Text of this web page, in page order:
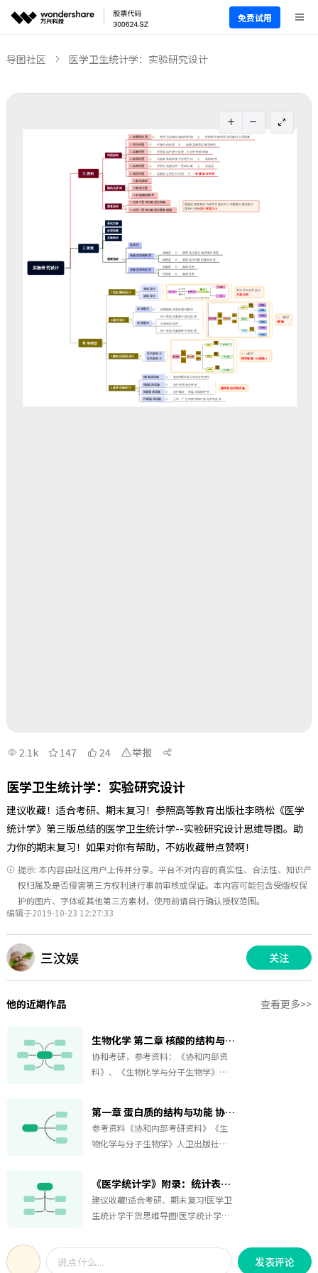
免费试用
导图社区 医学卫生统计学：实验研究设计
2.1k 147 24 举报
医学卫生统计学：实验研究设计
建议收藏！适合考研、期末复习！参照高等教育出版社李晓松《医学
统计学》第三版总结的医学卫生统计学--实验研究设计思维导图。助
力你的期末复习！如果对你有帮助，不妨收藏带点赞啊！
提示: 本内容由社区用户上传并分享。平台不对内容的真实性、合法性、知识产
权归属及是否侵害第三方权利进行事前审核或保证。本内容可能包含受版权保
护的图片、字体或其他第三方素材，使用前请自行确认授权范围。
编辑于2019-10-23 12:27:33
三汶娱 关注
他的近期作品 查看更多>>
生物化学 第二章 核酸的结构与功能
协和考研，参考资料：《协和内部资
料》、《生物化学与分子生物学》人
第一章 蛋白质的结构与功能 协和考研
参考资料《协和内部考研资料》《生
物化学与分子生物学》人卫出版社第
《医学统计学》附录：统计表与统计图的制作与分类适用范围
建议收藏!适合考研、期末复习!医学卫
生统计学干货思维导图!医学统计学是
法，结合医学实际，研究数字资料的
搜集、整理分析与推断的一门学科。
发表评论